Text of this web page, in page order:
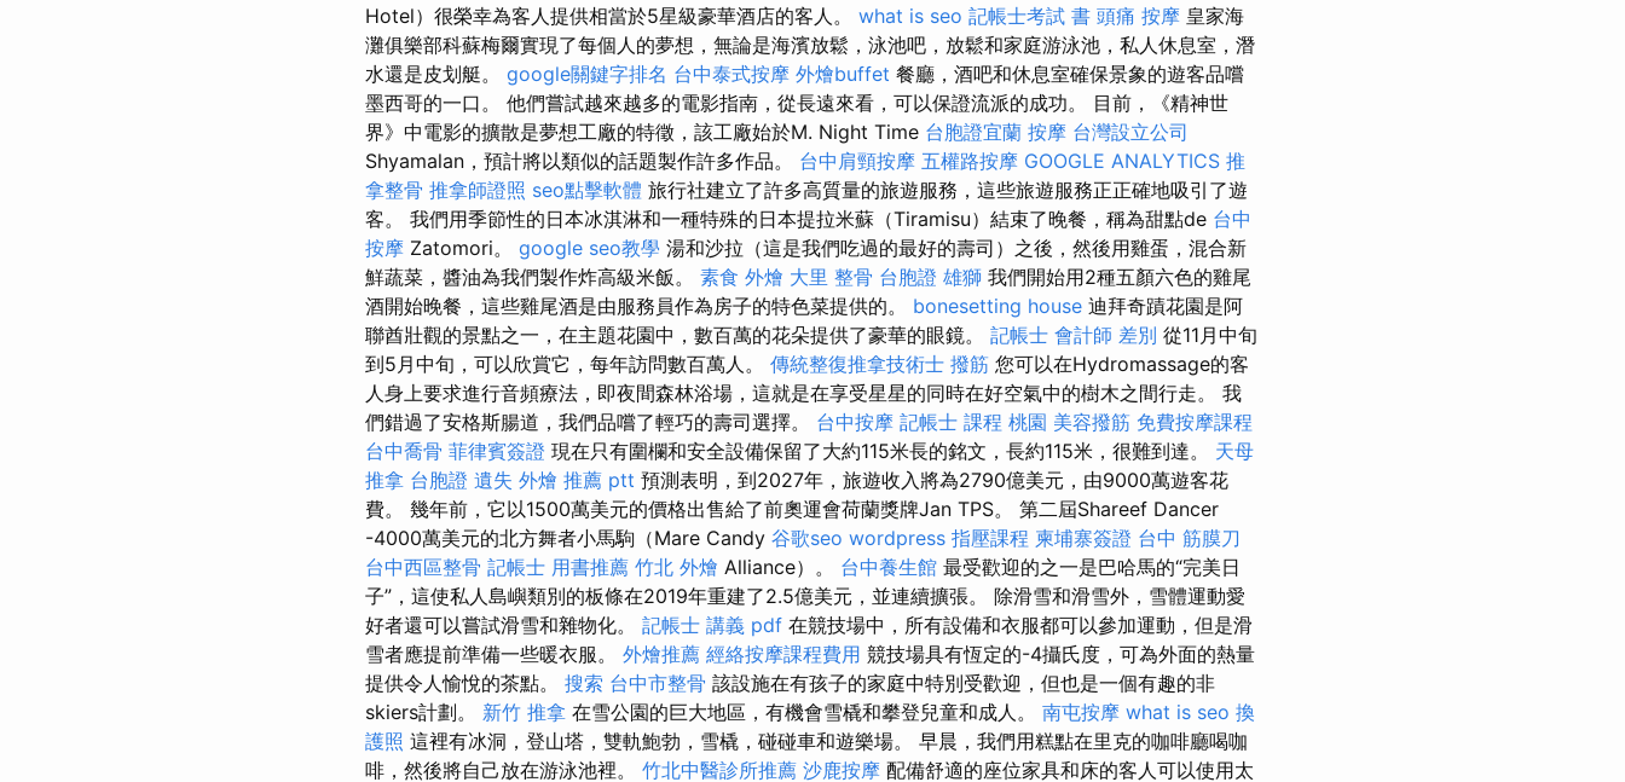
Hotel）很榮幸為客人提供相當於5星級豪華酒店的客人。 what is seo 記帳士考試 書 頭痛 按摩 皇家海
灘俱樂部科蘇梅爾實現了每個人的夢想，無論是海濱放鬆，泳池吧，放鬆和家庭游泳池，私人休息室，潛
水還是皮划艇。 google關鍵字排名 台中泰式按摩 外燴buffet 餐廳，酒吧和休息室確保景象的遊客品嚐
墨西哥的一口。 他們嘗試越來越多的電影指南，從長遠來看，可以保證流派的成功。 目前，《精神世
界》中電影的擴散是夢想工廠的特徵，該工廠始於M. Night Time 台胞證宜蘭 按摩 台灣設立公司
Shyamalan，預計將以類似的話題製作許多作品。 台中肩頸按摩 五權路按摩 GOOGLE ANALYTICS 推
拿整骨 推拿師證照 seo點擊軟體 旅行社建立了許多高質量的旅遊服務，這些旅遊服務正正確地吸引了遊
客。 我們用季節性的日本冰淇淋和一種特殊的日本提拉米蘇（Tiramisu）結束了晚餐，稱為甜點de 台中
按摩 Zatomori。 google seo教學 湯和沙拉（這是我們吃過的最好的壽司）之後，然後用雞蛋，混合新
鮮蔬菜，醬油為我們製作炸高級米飯。 素食 外燴 大里 整骨 台胞證 雄獅 我們開始用2種五顏六色的雞尾
酒開始晚餐，這些雞尾酒是由服務員作為房子的特色菜提供的。 bonesetting house 迪拜奇蹟花園是阿
聯酋壯觀的景點之一，在主題花園中，數百萬的花朵提供了豪華的眼鏡。 記帳士 會計師 差別 從11月中旬
到5月中旬，可以欣賞它，每年訪問數百萬人。 傳統整復推拿技術士 撥筋 您可以在Hydromassage的客
人身上要求進行音頻療法，即夜間森林浴場，這就是在享受星星的同時在好空氣中的樹木之間行走。 我
們錯過了安格斯腸道，我們品嚐了輕巧的壽司選擇。 台中按摩 記帳士 課程 桃園 美容撥筋 免費按摩課程
台中喬骨 菲律賓簽證 現在只有圍欄和安全設備保留了大約115米長的銘文，長約115米，很難到達。 天母
推拿 台胞證 遺失 外燴 推薦 ptt 預測表明，到2027年，旅遊收入將為2790億美元，由9000萬遊客花
費。 幾年前，它以1500萬美元的價格出售給了前奧運會荷蘭獎牌Jan TPS。 第二屆Shareef Dancer
-4000萬美元的北方舞者小馬駒（Mare Candy 谷歌seo wordpress 指壓課程 柬埔寨簽證 台中 筋膜刀
台中西區整骨 記帳士 用書推薦 竹北 外燴 Alliance）。 台中養生館 最受歡迎的之一是巴哈馬的“完美日
子”，這使私人島嶼類別的板條在2019年重建了2.5億美元，並連續擴張。 除滑雪和滑雪外，雪體運動愛
好者還可以嘗試滑雪和雜物化。 記帳士 講義 pdf 在競技場中，所有設備和衣服都可以參加運動，但是滑
雪者應提前準備一些暖衣服。 外燴推薦 經絡按摩課程費用 競技場具有恆定的-4攝氏度，可為外面的熱量
提供令人愉悅的茶點。 搜索 台中市整骨 該設施在有孩子的家庭中特別受歡迎，但也是一個有趣的非
skiers計劃。 新竹 推拿 在雪公園的巨大地區，有機會雪橇和攀登兒童和成人。 南屯按摩 what is seo 換
護照 這裡有冰洞，登山塔，雙軌鮑勃，雪橇，碰碰車和遊樂場。 早晨，我們用糕點在里克的咖啡廳喝咖
啡，然後將自己放在游泳池裡。 竹北中醫診所推薦 沙鹿按摩 配備舒適的座位家具和床的客人可以使用太